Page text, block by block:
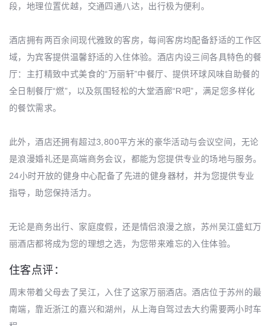
段，地理位置优越，交通四通八达，出行极为便利。
酒店拥有两百余间现代雅致的客房，每间客房均配备舒适的工作区
域，为宾客提供温馨舒适的入住体验。酒店内设三间各具特色的餐
厅：主打精致中式美食的“万丽轩”中餐厅、提供环球风味自助餐的
全日制餐厅“燃”，以及氛围轻松的大堂酒廊“R吧”，满足您多样化
的餐饮需求。
此外，酒店还拥有超过3,800平方米的豪华活动与会议空间，无论
是浪漫婚礼还是高端商务会议，都能为您提供专业的场地与服务。
24小时开放的健身中心配备了先进的健身器材，并为您提供专业
指导，助您保持活力。
无论是商务出行、家庭度假，还是情侣浪漫之旅，苏州吴江盛虹万
丽酒店都将成为您的理想之选，为您带来难忘的入住体验。
住客点评：
周末带着父母去了吴江，入住了这家万丽酒店。酒店位于苏州的最
南端，靠近浙江的嘉兴和湖州，从上海自驾过去大约需要两小时车